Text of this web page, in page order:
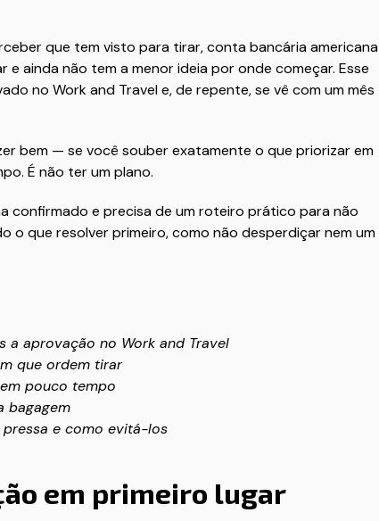
que tem visto para tirar, conta bancária americana
e ainda não tem a menor ideia por onde começar. Esse
no Work and Travel e, de repente, se vê com um mês
bem — se você souber exatamente o que priorizar em
É não ter um plano.
confirmado e precisa de um roteiro prático para não
o que resolver primeiro, como não desperdiçar nem um
a aprovação no Work and Travel
que ordem tirar
pouco tempo
bagagem
e como evitá-los
em primeiro lugar